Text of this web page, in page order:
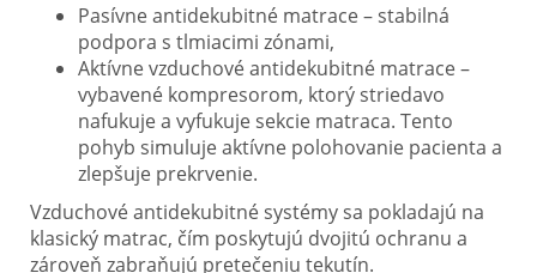
Najčastejšie otázky
O spoločnosti
Kontakt
Pasívne antidekubitné matrace – stabilná
podpora s tlmiacimi zónami,
Aktívne vzduchové antidekubitné matrace –
vybavené kompresorom, ktorý striedavo
nafukuje a vyfukuje sekcie matraca. Tento
pohyb simuluje aktívne polohovanie pacienta a
zlepšuje prekrvenie.
Vzduchové antidekubitné systémy sa pokladajú na
klasický matrac, čím poskytujú dvojitú ochranu a
zároveň zabraňujú pretečeniu tekutín.